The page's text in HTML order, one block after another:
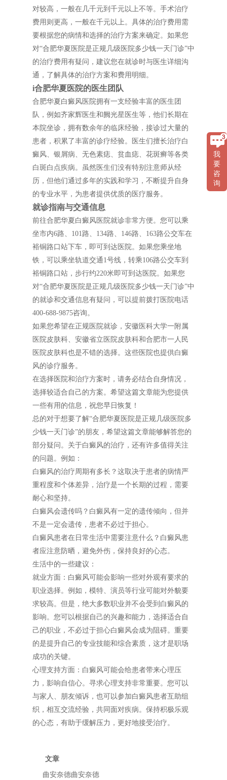
对较高，一般在几千元到千元以上不等。手术治疗
费用则更高，一般在千元以上。具体的治疗费用需
要根据您的病情和选择的治疗方案来确定。如果您
对“合肥华夏医院是正规几级医院多少钱一天门诊”中
的治疗费用有疑问，建议您在就诊时与医生详细沟
通，了解具体的治疗方案和费用明细。
i合肥华夏医院的医生团队
合肥华夏白癜风医院拥有一支经验丰富的医生团
队，例如齐家辉医生和阙光星医生等，他们长期在
本院坐诊，拥有数余年的临床经验，接诊过大量的
患者，积累了丰富的诊疗经验。医生们擅长治疗白
癜风、银屑病、无色素痣、贫血痣、花斑癣等各类
白斑白点疾病。虽然医生们没有特别注意师从经
历，但他们通过多年的实践和学习，不断提升自身
的专业水平，为患者提供优质的医疗服务。
就诊指南与交通信息
前往合肥华夏白癜风医院就诊非常方便。您可以乘
坐市内6路、101路、134路、146路、163路公交车在
裕铜路口站下车，即可到达医院。如果您乘坐地
铁，可以乘坐轨道交通1号线，转乘106路公交车到
裕铜路口站，步行约220米即可到达医院。如果您
对“合肥华夏医院是正规几级医院多少钱一天门诊”中
的就诊和交通信息有疑问，可以提前拨打医院电话
400-688-9875咨询。
如果您希望在正规医院就诊，安徽医科大学一附属
医院皮肤科、安徽省立医院皮肤科和合肥市一人民
医院皮肤科也是不错的选择。这些医院也提供白癜
风的诊疗服务。
在选择医院和治疗方案时，请务必结合自身情况，
选择较适合自己的方案。希望这篇文章能为您提供
一些有用的信息，祝您早日恢复！
总的对于想要了解“合肥华夏医院是正规几级医院多
少钱一天门诊”的朋友，希望这篇文章能够解答您的
部分疑问。关于白癜风的治疗，还有许多值得关注
的问题。例如：
白癜风的治疗周期有多长？这取决于患者的病情严
重程度和个体差异，治疗是一个长期的过程，需要
耐心和坚持。
白癜风会遗传吗？白癜风有一定的遗传倾向，但并
不是一定会遗传，患者不必过于担心。
白癜风患者在日常生活中需要注意什么？白癜风患
者应注意防晒，避免外伤，保持良好的心态。
生活中的一些建议：
就业方面：白癜风可能会影响一些对外观有要求的
职业选择。例如，模特、演员等行业可能对外貌要
求较高。但是，绝大多数职业并不会受到白癜风的
影响。您可以根据自己的兴趣和能力，选择适合自
己的职业，不必过于担心白癜风会成为阻碍。重要
的是提升自己的专业技能和综合素质，这才是职场
成功的关键。
心理支持方面：白癜风可能会给患者带来心理压
力，影响自信心。寻求心理支持非常重要。您可以
与家人、朋友倾诉，也可以参加白癜风患者互助组
织，相互交流经验，共同面对疾病。保持积极乐观
的心态，有助于缓解压力，更好地接受治疗。
文章
曲安奈德曲安奈德
我
要
咨
询